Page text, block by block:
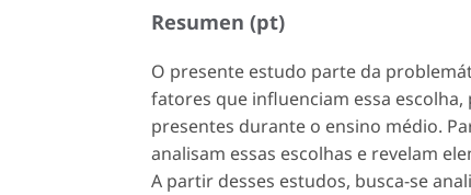
Resumen (pt)
O presente estudo parte da
fatores que influenciam essa
presentes durante o ensino médio.
analisam essas escolhas e revelam
A partir desses estudos, busca-se